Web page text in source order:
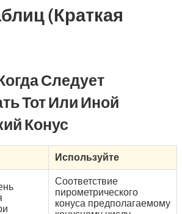
(краткая
Следует
Тот Или Иной
Конус
Используйте
Соответствие
пирометрического
конуса предполагаемому